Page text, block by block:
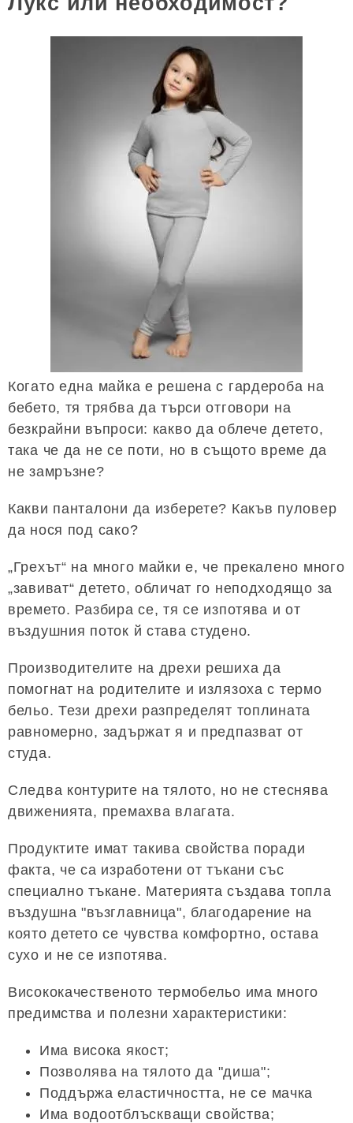
Когато една майка е решена с гардероба на
бебето, тя трябва да търси отговори на
безкрайни въпроси: какво да облече детето,
така че да не се поти, но в същото време да
не замръзне?
Какви панталони да изберете? Какъв пуловер
да нося под сако?
„Грехът“ на много майки е, че прекалено много
„завиват“ детето, обличат го неподходящо за
времето. Разбира се, тя се изпотява и от
въздушния поток й става студено.
Производителите на дрехи решиха да
помогнат на родителите и излязоха с термо
бельо. Тези дрехи разпределят топлината
равномерно, задържат я и предпазват от
студа.
Следва контурите на тялото, но не стеснява
движенията, премахва влагата.
Продуктите имат такива свойства поради
факта, че са изработени от тъкани със
специално тъкане. Материята създава топла
въздушна "възглавница", благодарение на
която детето се чувства комфортно, остава
сухо и не се изпотява.
Висококачественото термобельо има много
предимства и полезни характеристики:
Има висока якост;
Позволява на тялото да "диша";
Поддържа еластичността, не се мачка
Има водоотблъскващи свойства;